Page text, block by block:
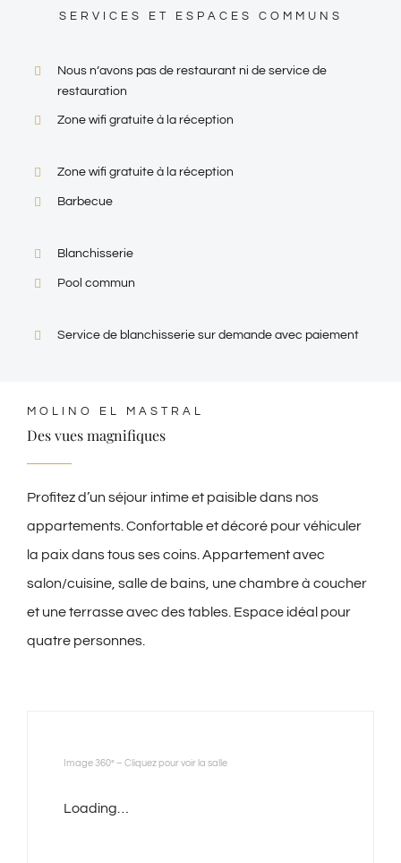
SERVICES ET ESPACES COMMUNS
Nous n’avons pas de restaurant ni de service de
restauration
Zone wifi gratuite à la réception
Zone wifi gratuite à la réception
Barbecue
Blanchisserie
Pool commun
Service de blanchisserie sur demande avec paiement
MOLINO EL MASTRAL
Des vues magnifiques
Profitez d’un séjour intime et paisible dans nos
appartements. Confortable et décoré pour véhiculer
la paix dans tous ses coins. Appartement avec
salon/cuisine, salle de bains, une chambre à coucher
et une terrasse avec des tables. Espace idéal pour
quatre personnes.
Image 360º – Cliquez pour voir la salle
Loading…